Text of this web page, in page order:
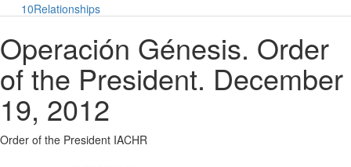
10Relationships
Operación Génesis. Order
of the President. December
19, 2012
Order of the President IACHR